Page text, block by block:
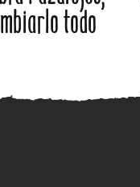
todo